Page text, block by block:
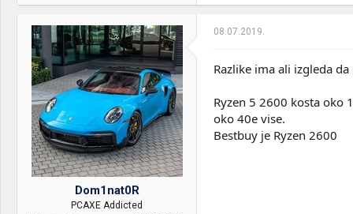
Dom1nat0R
PCAXE Addicted
08.07.2019.
Razlike ima ali izgleda
Ryzen 5 2600 kosta oko
oko 40e vise.
Bestbuy je Ryzen 2600